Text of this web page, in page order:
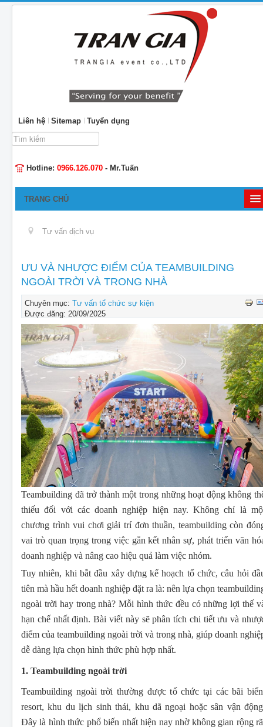
Liên hệ Sitemap
Tuyển dụng
Tìm
kiếm...
Hotline: 0966.126.070 - Mr.Tuấn
TRANG CHỦ
CHO THUÊ THIẾT BỊ SỰ KIỆN
THIẾT KẾ
THI CÔNG - LẮP ĐẶT THIẾT BỊ
Tư vấn dịch vụ
ƯU VÀ NHƯỢC ĐIỂM CỦA TEAMBUILDING
NGOÀI TRỜI VÀ TRONG NHÀ
Chuyên mục: Tư vấn tổ chức sự kiện
Được đăng: 20/09/2025
Teambuilding đã trở thành một trong những hoạt động không
thiếu đối với các doanh nghiệp hiện nay. Không chỉ là
chương trình vui chơi giải trí đơn thuần, teambuilding còn
vai trò quan trọng trong việc gắn kết nhân sự, phát triển văn
doanh nghiệp và nâng cao hiệu quả làm việc nhóm.
Tuy nhiên, khi bắt đầu xây dựng kế hoạch tổ chức, câu hỏi
tiên mà hầu hết doanh nghiệp đặt ra là: nên lựa chọn
ngoài trời hay trong nhà? Mỗi hình thức đều có những lợi thế
hạn chế nhất định. Bài viết này sẽ phân tích chi tiết ưu và
điểm của teambuilding ngoài trời và trong nhà, giúp doanh
dễ dàng lựa chọn hình thức phù hợp nhất.
1. Teambuilding ngoài trời
Teambuilding ngoài trời thường được tổ chức tại các bãi
resort, khu du lịch sinh thái, khu dã ngoại hoặc sân vận
Đây là hình thức phổ biến nhất hiện nay nhờ không gian rộng